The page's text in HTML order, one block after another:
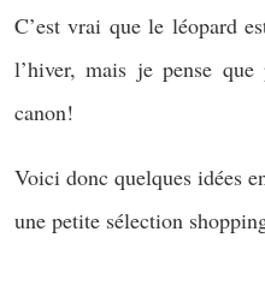
C’est vrai que le léopard
l’hiver, mais je pense
canon!
Voici donc quelques idées
une petite sélection